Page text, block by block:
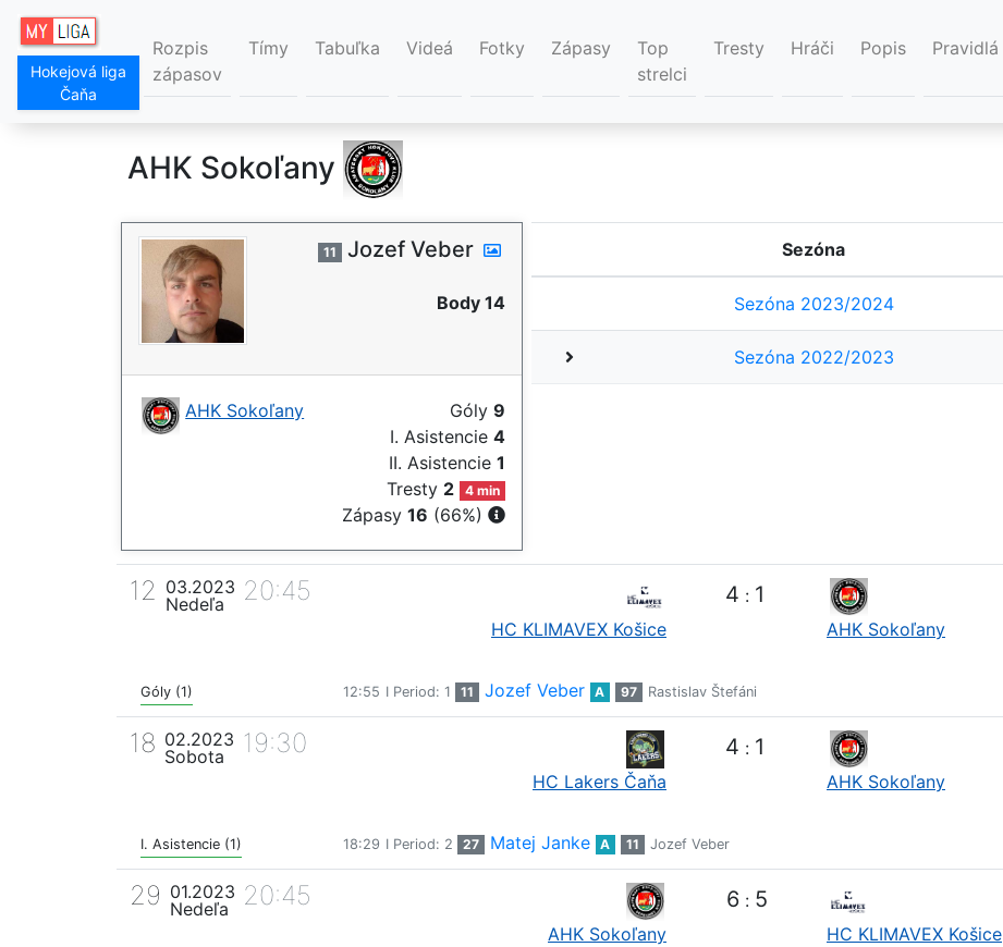
Hokejová liga
Čaňa
Rozpis
zápasov
Tímy Tabuľka Videá Fotky Zápasy
Top
strelci
Tresty Hráči Popis Pravidlá
AHK Sokoľany
11 Jozef Veber
Body 14
AHK Sokoľany Góly 9
I. Asistencie 4
II. Asistencie 1
Tresty 2 4 min
Zápasy 16 (66%)
Sezóna
Sezóna 2023/2024
Sezóna 2022/2023
12 03.2023
Nedeľa
20:45
HC KLIMAVEX Košice
4 : 1
AHK Sokoľany
Góly (1) 12:55 I Period: 1 11 Jozef Veber A 97 Rastislav Štefáni
18 02.2023
Sobota
19:30
HC Lakers Čaňa
4 : 1
AHK Sokoľany
I. Asistencie (1) 18:29 I Period: 2 27 Matej Janke A 11 Jozef Veber
29 01.2023
Nedeľa
20:45
AHK Sokoľany
6 : 5
HC KLIMAVEX Košice